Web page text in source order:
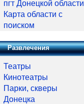
пгт Донецкой области
Карта области с
поиском
Развлечения
Театры
Кинотеатры
Парки, скверы
Донецка